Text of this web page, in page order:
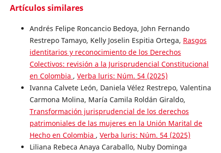
Artículos similares
Andrés Felipe Roncancio Bedoya, John Fernando
Restrepo Tamayo, Kelly Joselin Espitia Ortega, Rasgos
identitarios y reconocimiento de los Derechos
Colectivos: revisión a la Jurisprudencial Constitucional
en Colombia , Verba luris: Núm. 54 (2025)
Ivanna Calvete León, Daniela Vélez Restrepo, Valentina
Carmona Molina, María Camila Roldán Giraldo,
Transformación jurisprudencial de los derechos
patrimoniales de las mujeres en la Unión Marital de
Hecho en Colombia , Verba luris: Núm. 54 (2025)
Liliana Rebeca Anaya Caraballo, Nuby Dominga